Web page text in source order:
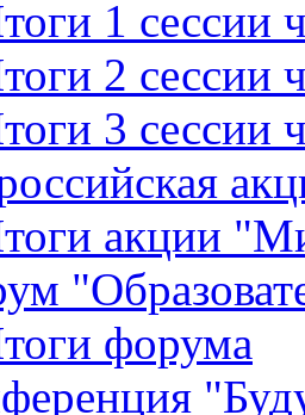
1 сессии
2 сессии
3 сессии
акции
форума